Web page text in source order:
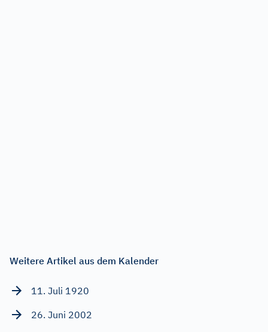
Weitere Artikel aus dem Kalender
11. Juli 1920
26. Juni 2002